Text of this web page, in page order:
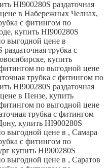
HI900280S раздаточная
в Набережных Челнах,
с фитингом по
купить HI900280S
выгодной цене в
трубка с
купить
по выгодной цене
трубка с фитингом по
HI900280S раздаточная
в Пензе, купить
по выгодной цене
трубка с фитингом
купить HI900280S
выгодной цене в , Самара
с фитингом по
купить HI900280S
выгодной цене в , Саратов